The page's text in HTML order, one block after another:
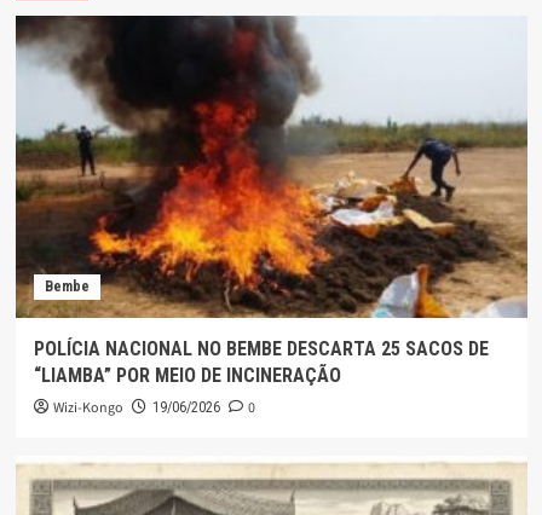
Bembe
POLÍCIA NACIONAL NO BEMBE DESCARTA 25 SACOS DE
“LIAMBA” POR MEIO DE INCINERAÇÃO
Wizi-Kongo 19/06/2026 0